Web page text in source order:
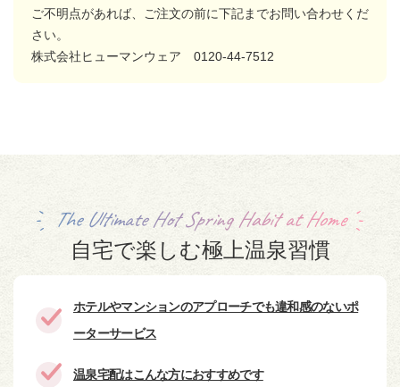
The Ultimate Hot Spring Habit at Home
自宅で楽しむ極上温泉習慣
ホテルやマンションのアプローチでも違和感のないポ
ーターサービス
温泉宅配はこんな方におすすめです
ご不明点があれば、ご注文の前に下記までお問い合わせくだ
さい。
株式会社ヒューマンウェア 0120-44-7512